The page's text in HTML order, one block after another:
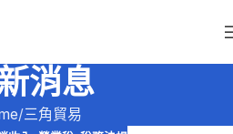
消息
三角貿易